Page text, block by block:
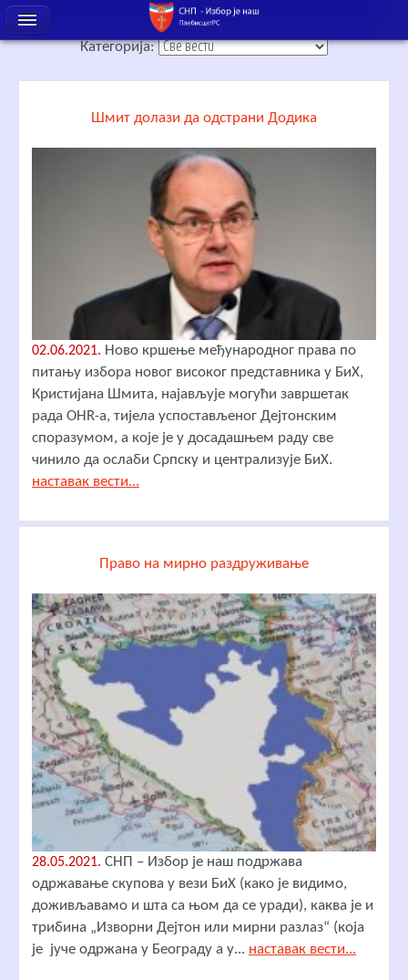
Категорија:
Шмит долази да одстрани Додика
02.06.2021. Ново кршење међународног права по
питању избора новог високог представника у БиХ,
Кристијана Шмита, најављује могући завршетак
рада OHR-a, тијела успостављеног Дејтонским
споразумом, а које је у досадашњем раду све
чинило да ослаби Српску и централизује БиХ.
наставак вести...
Право на мирно раздруживање
28.05.2021. СНП – Избор је наш подржава
одржавање скупова у вези БиХ (како је видимо,
доживљавамо и шта са њом да се уради), каква је и
трибина „Изворни Дејтон или мирни разлаз“ (која
је јуче одржана у Београду а у... наставак вести...